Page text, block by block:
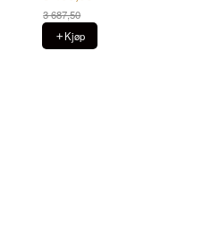
3 687,50
RabattKjøp